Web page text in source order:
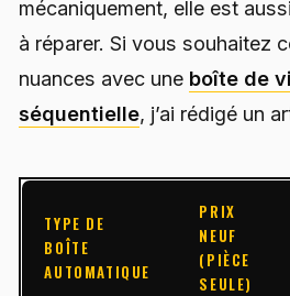
mécaniquement, elle est
à réparer. Si vous souhaitez
nuances avec une boîte de
séquentielle, j’ai rédigé un
TYPE DE
BOÎTE
AUTOMATIQUE
PRIX
NEUF
(PIÈCE
SEULE)